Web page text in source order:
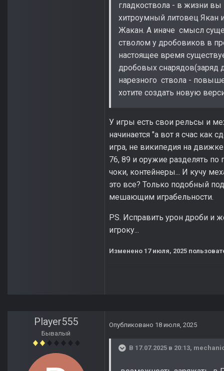
гладкоствола - в жизни
хитроумный литовец Якан
Жакан. А иначе смысл
стволом у дробовиков в
настоящее время
дробовых снарядов(заряд
нарезного ствола -
хотите создать новую
У игры есть свои рельсы и
начинается "а вот я счас как
игра, не википедия на
76, 89 и оружие разделять по
чоки, контейнеры... И кучу
это все? Только подобный
мешающим играбельности.
PS. Исправить урон дроби и
игроку...
Изменено 17 июля, 2025
Player555
Бывалый
Опубликовано 18 июля, 2025
В 17.07.2025 в 20:13,